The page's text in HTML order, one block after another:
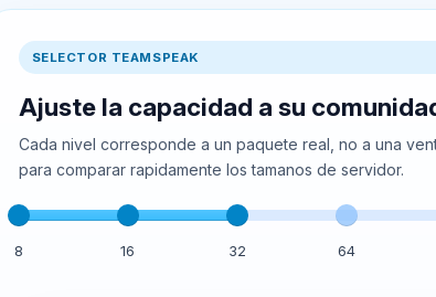
SELECTOR TEAMSPEAK
Ajuste la capacidad a su
Cada nivel corresponde a un paquete real, no a una
para comparar rapidamente los tamanos de servidor.
8 16 32 64